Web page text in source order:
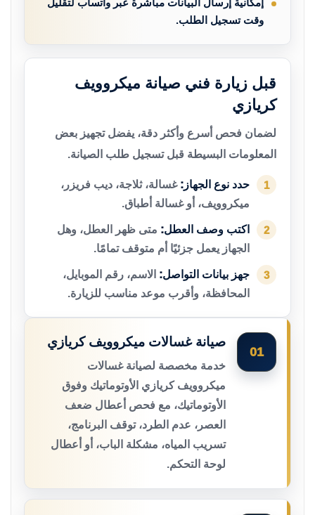
إمكانية إرسال البيانات مباشرة عبر واتساب لتقليل
وقت تسجيل الطلب.
قبل زيارة فني صيانة ميكروويف
كريازي
لضمان فحص أسرع وأكثر دقة، يفضل تجهيز بعض
المعلومات البسيطة قبل تسجيل طلب الصيانة.
1 حدد نوع الجهاز: غسالة، ثلاجة، ديب فريزر،
ميكروويف، أو غسالة أطباق.
2 اكتب وصف العطل: متى ظهر العطل، وهل
الجهاز يعمل جزئيًا أم متوقف تمامًا.
3 جهز بيانات التواصل: الاسم، رقم الموبايل،
المحافظة، وأقرب موعد مناسب للزيارة.
01
صيانة غسالات ميكروويف كريازي
خدمة مخصصة لصيانة غسالات
ميكروويف كريازي الأوتوماتيك وفوق
الأوتوماتيك، مع فحص أعطال ضعف
العصر، عدم الطرد، توقف البرنامج،
تسريب المياه، مشكلة الباب، أو أعطال
لوحة التحكم.